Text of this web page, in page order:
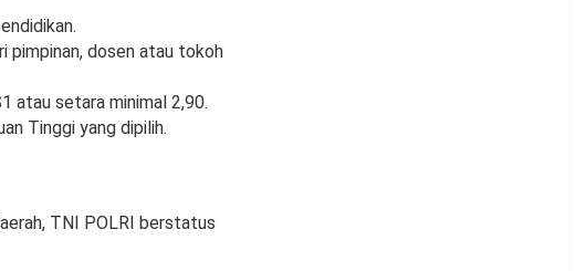
pimpinan, dosen atau tokoh
atau setara minimal 2,90.
Tinggi yang dipilih.
TNI POLRI berstatus